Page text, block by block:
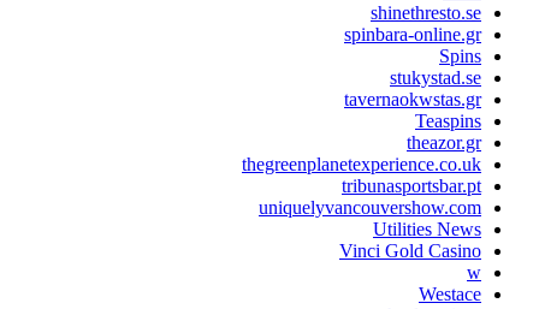
spinbara-
Utilities
Vinci Gold